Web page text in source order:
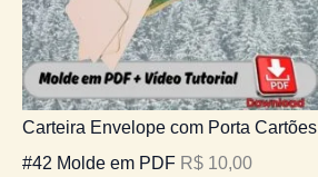
Carteira Envelope com Porta Cartões
#42 Molde em PDF R$ 10,00